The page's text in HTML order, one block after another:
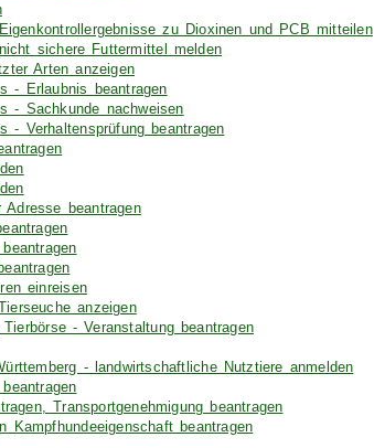
zu Dioxinen und PCB mitteilen
sichere Futtermittel melden
Arten anzeigen
- Erlaubnis beantragen
- Sachkunde nachweisen
- Verhaltensprüfung beantragen
beantragen
einreisen
anzeigen
Tierbörse - Veranstaltung beantragen
- landwirtschaftliche Nutztiere anmelden
Transportgenehmigung beantragen
Kampfhundeeigenschaft beantragen